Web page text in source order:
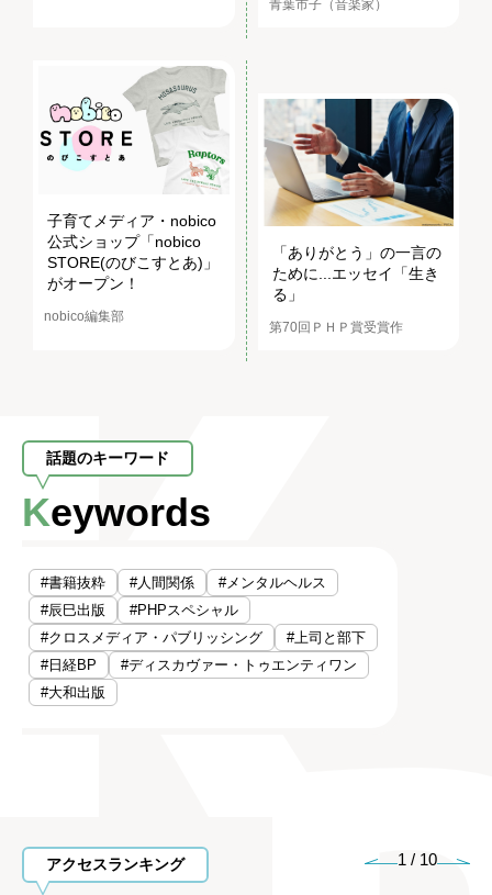
青葉市子（音楽家）
子育てメディア・nobico
公式ショップ「nobico
STORE(のびこすとあ)」
がオープン！
nobico編集部
「ありがとう」の一言の
ために...エッセイ「生き
る」
第70回ＰＨＰ賞受賞作
話題のキーワード
Keywords
#書籍抜粋 #人間関係
#メンタルヘルス
#辰巳出版
#PHPスペシャル
#クロスメディア・パブリッシング
#上司と部下
#日経BP
#ディスカヴァー・トゥエンティワン
#大和出版
アクセスランキング 1 / 10